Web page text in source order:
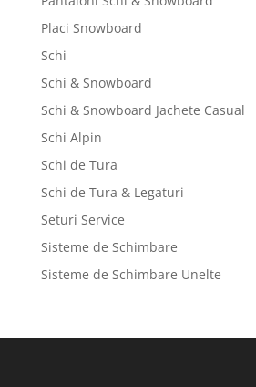
Placi Snowboard
Schi
Schi & Snowboard
Schi & Snowboard Jachete Casual
Schi Alpin
Schi de Tura
Schi de Tura & Legaturi
Seturi Service
Sisteme de Schimbare
Sisteme de Schimbare Unelte